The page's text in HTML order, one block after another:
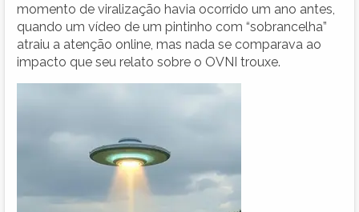
momento de viralização havia ocorrido um ano antes,
quando um vídeo de um pintinho com “sobrancelha”
atraiu a atenção online, mas nada se comparava ao
impacto que seu relato sobre o OVNI trouxe.